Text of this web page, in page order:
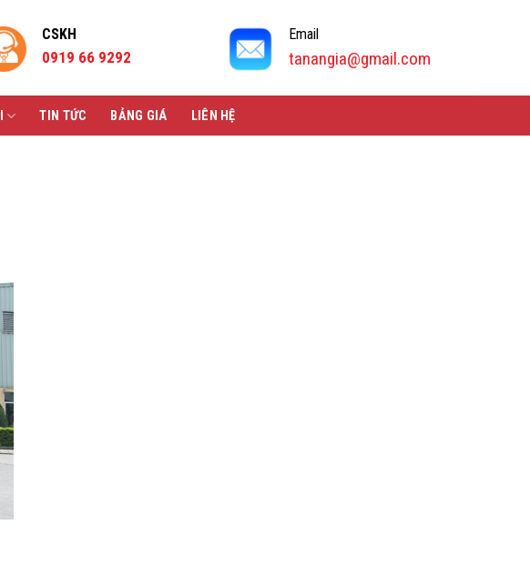
CSKH
0919 66 9292
Email
tanangia@gmail.com
TIN TỨC BẢNG GIÁ LIÊN HỆ